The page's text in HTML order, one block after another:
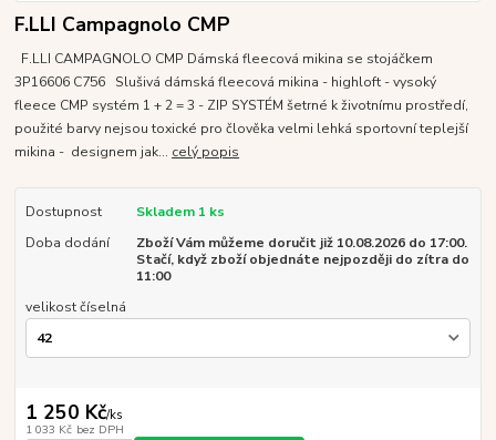
F.LLI Campagnolo CMP
F.LLI CAMPAGNOLO CMP Dámská fleecová mikina se stojáčkem
3P16606 C756 Slušivá dámská fleecová mikina - highloft - vysoký
fleece CMP systém 1 + 2 = 3 - ZIP SYSTÉM šetrné k životnímu prostředí,
použité barvy nejsou toxické pro člověka velmi lehká sportovní teplejší
mikina - designem jak... celý popis
Dostupnost
Skladem 1 ks
Doba dodání
Zboží Vám můžeme doručit již 10.08.2026 do 17:00.
Stačí, když zboží objednáte nejpozději do zítra do
11:00
velikost číselná
1 250 Kč/ks
1 033 Kč bez DPH